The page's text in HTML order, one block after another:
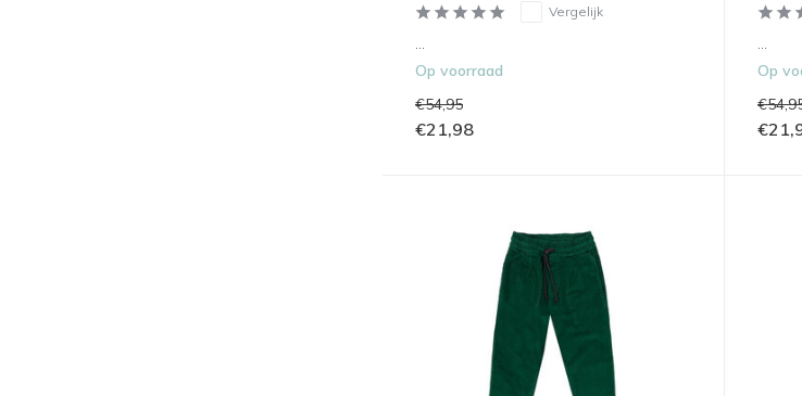
Vergelijk
...
Op voorraad
€54,95
€21,98
...
Op